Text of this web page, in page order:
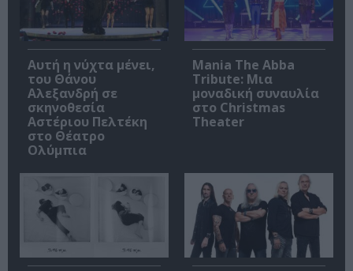
Αυτή η νύχτα μένει,
του Θάνου
Αλεξανδρή σε
σκηνοθεσία
Αστέριου Πελτέκη
στο Θέατρο
Ολύμπια
Mania The Abba
Tribute: Μια
μοναδική συναυλία
στο Christmas
Theater